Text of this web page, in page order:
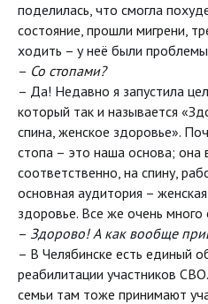
поделилась, что смогла
состояние, прошли мигрени,
ходить – у неё были
– Со стопами?
– Да! Недавно я запустила
который так и называется
спина, женское здоровье».
стопа – это наша основа; она
соответственно, на спину,
основная аудитория –
здоровье. Все же очень много
– Здорово! А как вообще
– В Челябинске есть единый
реабилитации участников
семьи там тоже принимают